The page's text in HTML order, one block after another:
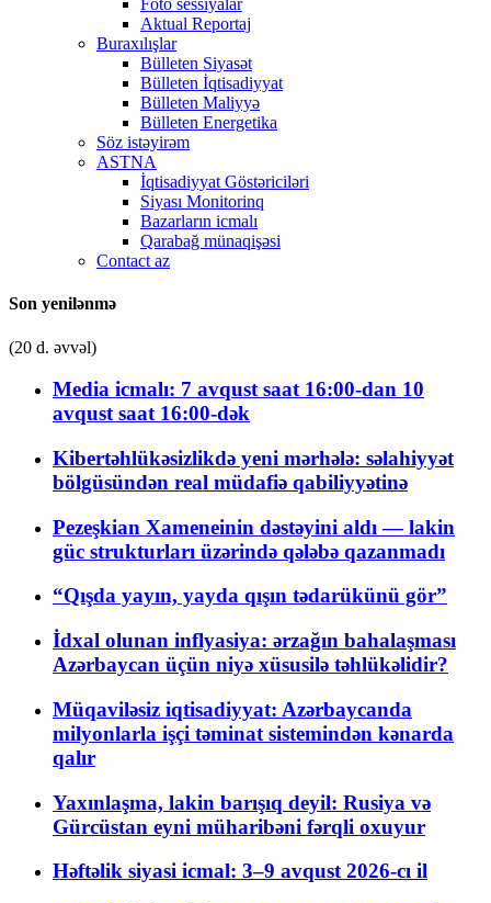
Foto sessiyalar
Aktual Reportaj
Buraxılışlar
Bülleten Siyasət
Bülleten İqtisadiyyat
Bülleten Maliyyə
Bülleten Energetika
Söz istəyirəm
ASTNA
İqtisadiyyat Göstəriciləri
Siyası Monitorinq
Bazarların icmalı
Qarabağ münaqişəsi
Contact az
Son yenilənmə
(20 d. əvvəl)
Media icmalı: 7 avqust saat 16:00-dan 10
avqust saat 16:00-dək
Kibertəhlükəsizlikdə yeni mərhələ: səlahiyyət
bölgüsündən real müdafiə qabiliyyətinə
Pezeşkian Xameneinin dəstəyini aldı — lakin
güc strukturları üzərində qələbə qazanmadı
“Qışda yayın, yayda qışın tədarükünü gör”
İdxal olunan inflyasiya: ərzağın bahalaşması
Azərbaycan üçün niyə xüsusilə təhlükəlidir?
Müqaviləsiz iqtisadiyyat: Azərbaycanda
milyonlarla işçi təminat sistemindən kənarda
qalır
Yaxınlaşma, lakin barışıq deyil: Rusiya və
Gürcüstan eyni müharibəni fərqli oxuyur
Həftəlik siyasi icmal: 3–9 avqust 2026-cı il